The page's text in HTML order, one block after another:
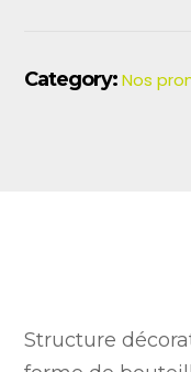
Category: Nos
Structure